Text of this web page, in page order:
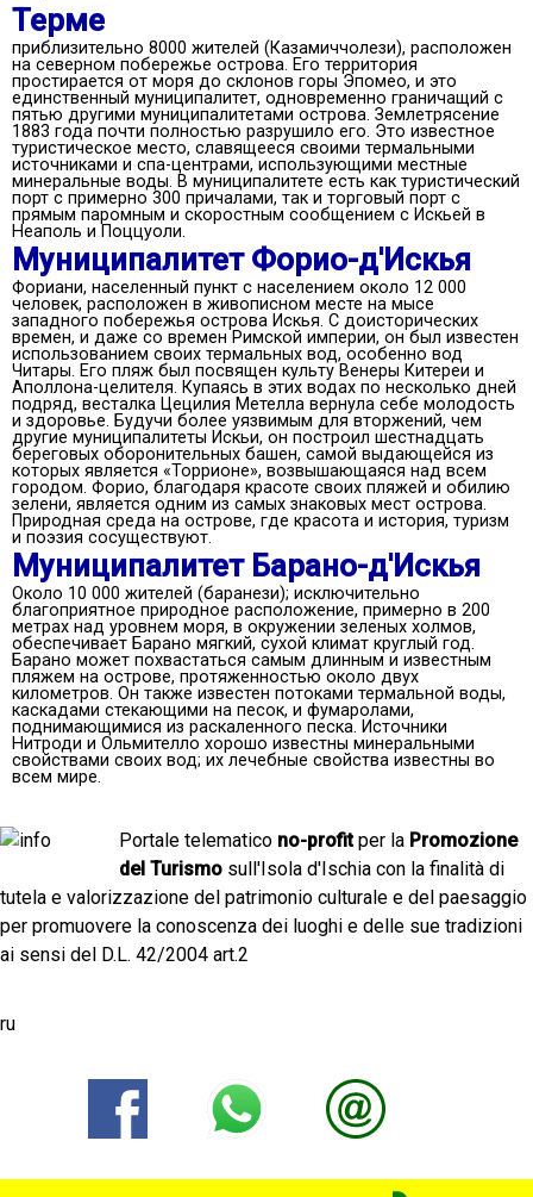
Терме
приблизительно 8000 жителей (Казамиччолези), расположен
на северном побережье острова. Его территория
простирается от моря до склонов горы Эпомео, и это
единственный муниципалитет, одновременно граничащий с
пятью другими муниципалитетами острова. Землетрясение
1883 года почти полностью разрушило его. Это известное
туристическое место, славящееся своими термальными
источниками и спа-центрами, использующими местные
минеральные воды. В муниципалитете есть как туристический
порт с примерно 300 причалами, так и торговый порт с
прямым паромным и скоростным сообщением с Искьей в
Неаполь и Поццуоли.
Муниципалитет Форио-д'Искья
Фориани, населенный пункт с населением около 12 000
человек, расположен в живописном месте на мысе
западного побережья острова Искья. С доисторических
времен, и даже со времен Римской империи, он был известен
использованием своих термальных вод, особенно вод
Читары. Его пляж был посвящен культу Венеры Китереи и
Аполлона-целителя. Купаясь в этих водах по несколько дней
подряд, весталка Цецилия Метелла вернула себе молодость
и здоровье. Будучи более уязвимым для вторжений, чем
другие муниципалитеты Искьи, он построил шестнадцать
береговых оборонительных башен, самой выдающейся из
которых является «Торрионе», возвышающаяся над всем
городом. Форио, благодаря красоте своих пляжей и обилию
зелени, является одним из самых знаковых мест острова.
Природная среда на острове, где красота и история, туризм
и поэзия сосуществуют.
Муниципалитет Барано-д'Искья
Около 10 000 жителей (баранези); исключительно
благоприятное природное расположение, примерно в 200
метрах над уровнем моря, в окружении зеленых холмов,
обеспечивает Барано мягкий, сухой климат круглый год.
Барано может похвастаться самым длинным и известным
пляжем на острове, протяженностью около двух
километров. Он также известен потоками термальной воды,
каскадами стекающими на песок, и фумаролами,
поднимающимися из раскаленного песка. Источники
Нитроди и Ольмителло хорошо известны минеральными
свойствами своих вод; их лечебные свойства известны во
всем мире.
Portale telematico no-profitper la Promozione
del Turismo sull'Isola d'Ischia con la finalità di
tutela e valorizzazione del patrimonio culturale e del paesaggio
per promuovere la conoscenza dei luoghi e delle sue tradizioni
ai sensi del D.L. 42/2004 art.2
ru